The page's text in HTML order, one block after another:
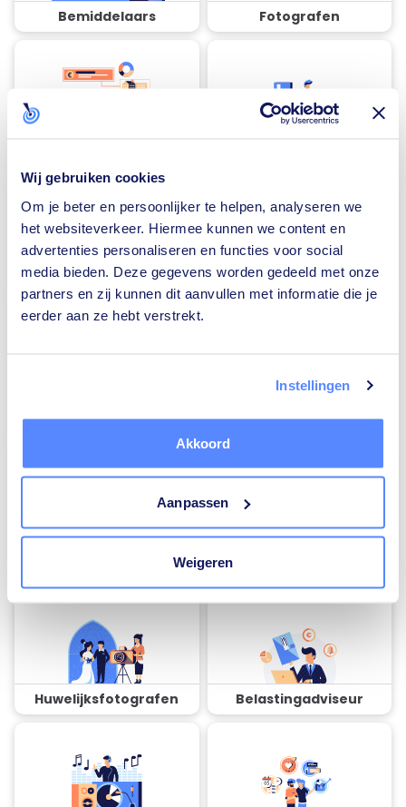
Wij gebruiken cookies
Om je beter en persoonlijker te helpen, analyseren we
het websiteverkeer. Hiermee kunnen we content en
advertenties personaliseren en functies voor social
media bieden. Deze gegevens worden gedeeld met onze
partners en zij kunnen dit aanvullen met informatie die je
eerder aan ze hebt verstrekt.
Instellingen
Akkoord
Aanpassen
Weigeren
Bemiddelaars Fotografen
Traiteurs Loodgieters
installateurs
installateurs
Huwelijksfotografen Belastingadviseur